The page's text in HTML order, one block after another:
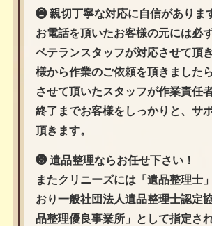
❷ 親切丁寧な対応に自信がありま
お電話を頂いたお客様の元には必
ベテランスタッフが対応させて頂
様から作業のご依頼を頂きました
させて頂いたスタッフが作業責任
終了までお客様をしっかりと、サ
頂きます。
❸ 遺品整理ならお任せ下さい！
またクリニーズには「遺品整理士
おり一般社団法人遺品整理士認定
品整理優良事業所」として指定さ